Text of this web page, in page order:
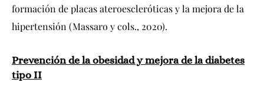
formación de placas ateroescleróticas y la mejora de la
hipertensión (Massaro y cols., 2020).
Prevención de la obesidad y mejora de la diabetes
tipo II